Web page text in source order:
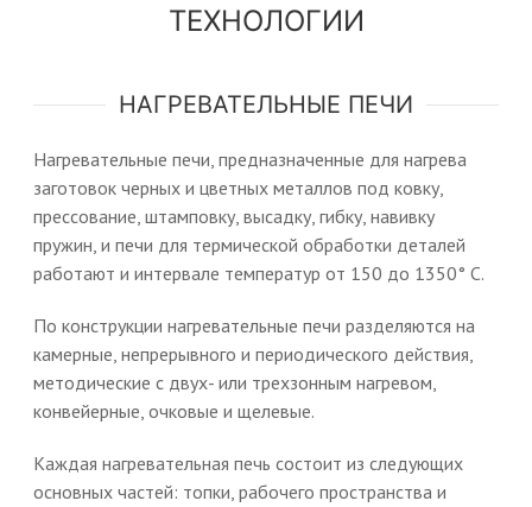
ТЕХНОЛОГИИ
НАГРЕВАТЕЛЬНЫЕ ПЕЧИ
Нагревательные печи, предназначенные для нагрева
заготовок черных и цветных металлов под ковку,
прессование, штамповку, высадку, гибку, навивку
пружин, и печи для термической обработки деталей
работают и интервале температур от 150 до 1350° С.
По конструкции нагревательные печи разделяются на
камерные, непрерывного и периодического действия,
методические с двух- или трехзонным нагревом,
конвейерные, очковые и щелевые.
Каждая нагревательная печь состоит из следующих
основных частей: топки, рабочего пространства и